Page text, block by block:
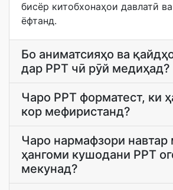
бисёр китобхонаҳои давлатӣ
ёфтанд.
Бо аниматсияҳо ва
дар PPT чӣ рӯй медиҳад?
Чаро PPT форматест, ки
кор мефиристанд?
Чаро нармафзори навтар
ҳангоми кушодани PPT
мекунад?